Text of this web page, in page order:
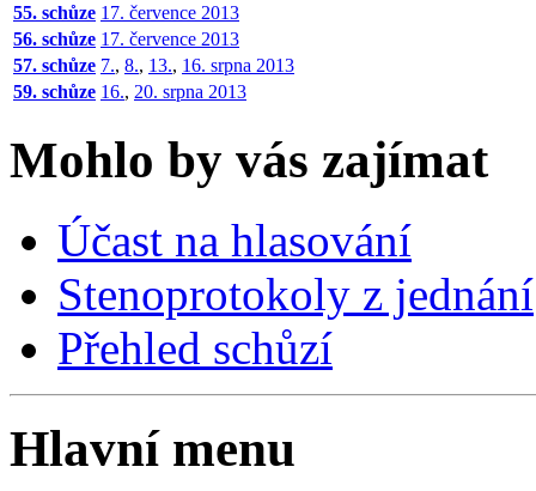
55. schůze 17. července 2013
56. schůze 17. července 2013
57. schůze 7., 8., 13., 16. srpna 2013
59. schůze 16., 20. srpna 2013
Mohlo by vás zajímat
Účast na hlasování
Stenoprotokoly z jednání
Přehled schůzí
Hlavní menu